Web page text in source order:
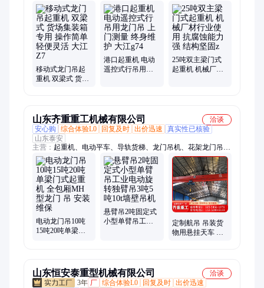
重机、工程起重机
移动式龙门吊起
重机 双梁式 货场
港口起重机 电动
遥控式行吊用龙
25吨双主梁门式
起重机 机械厂材
山东齐重重工机械有限公司
洽谈
安心购
综合体验L0 回复及时 出价迅速
真实性已核验
山东泰安
主营： 起重机、电动平车、导轨货梯、龙门吊机、花架龙门吊、
双梁防爆行车、上包下花龙门吊、单梁航吊、平板运输车、电动
地平车、轨道柔性吊、悬挂轨道吊、简易龙门架、蓄电池地平
车、万向移动龙门、液压升降货梯、电动单梁行车、移动式龙门
架、导轨液压货梯、可升降手推龙门、电动旋转独臂吊
电动龙门吊10吨
15吨20吨单梁门
悬臂吊2吨固定式
小型单臂吊工业
定制航吊 吊装货
物用悬挂天车 仓
山东恒安泰重型机械有限公司
洽谈
3年 厂 综合体验L0 回复及时 出价迅速